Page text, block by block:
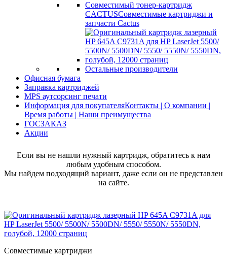
Совместимый тонер-картридж
CACTUSСовместимые картриджи и
запчасти Cactus
Остальные производители
Офисная бумага
Заправка картриджей
MPS аутсорсинг печати
Информация для покупателяКонтакты | О компании |
Время работы | Наши преимущества
ГОСЗАКАЗ
Акции
Если вы не нашли нужный картридж, обратитесь к нам
любым удобным способом.
Мы найдем подходящий вариант, даже если он не представлен
на сайте.
Совместимые картриджи